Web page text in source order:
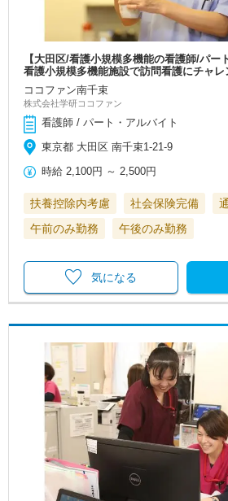
【大田区/看護小規模多機能の看護師/パー
看護小規模多機能施設で訪問看護にチャレ
ココファン南千束
株式会社学研ココファン
看護師 / パート・アルバイト
東京都 大田区 南千束1-21-9
時給 2,100円 ～2,500円
扶養控除内考慮 社会保険完備
午前のみ勤務
午後のみ勤務
気になる